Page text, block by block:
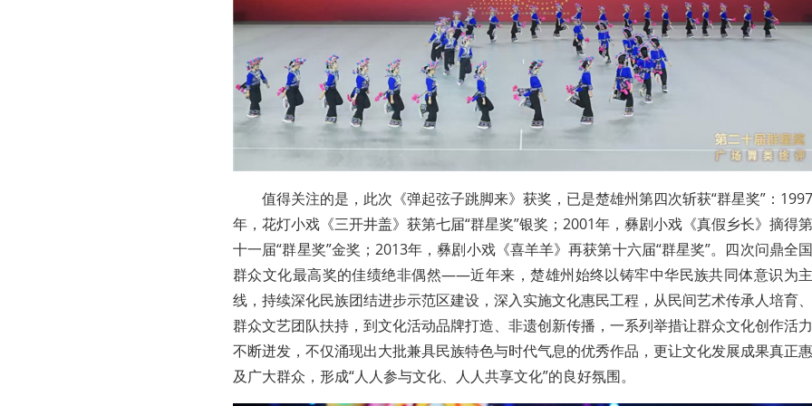
值得关注的是，此次《弹起弦子跳脚来》获奖，已是楚雄州第四次斩获“群星奖”：1997
年，花灯小戏《三开井盖》获第七届“群星奖”银奖；2001年，彝剧小戏《真假乡长》摘得第
十一届“群星奖”金奖；2013年，彝剧小戏《喜羊羊》再获第十六届“群星奖”。四次问鼎全国
群众文化最高奖的佳绩绝非偶然——近年来，楚雄州始终以铸牢中华民族共同体意识为主
线，持续深化民族团结进步示范区建设，深入实施文化惠民工程，从民间艺术传承人培育、
群众文艺团队扶持，到文化活动品牌打造、非遗创新传播，一系列举措让群众文化创作活力
不断迸发，不仅涌现出大批兼具民族特色与时代气息的优秀作品，更让文化发展成果真正惠
及广大群众，形成“人人参与文化、人人共享文化”的良好氛围。